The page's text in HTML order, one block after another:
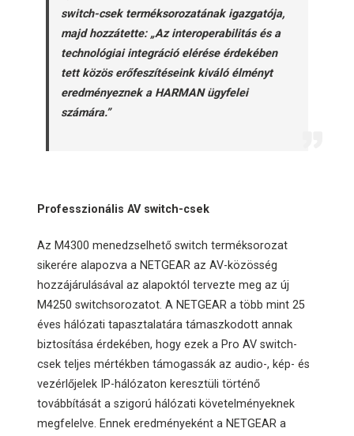
switch-csek terméksorozatának igazgatója,
majd hozzátette: „Az interoperabilitás és a
technológiai integráció elérése érdekében
tett közös erőfeszítéseink kiváló élményt
eredményeznek a HARMAN ügyfelei
számára.”
Professzionális AV switch-csek
Az M4300 menedzselhető switch terméksorozat
sikerére alapozva a NETGEAR az AV-közösség
hozzájárulásával az alapoktól tervezte meg az új
M4250 switchsorozatot. A NETGEAR a több mint 25
éves hálózati tapasztalatára támaszkodott annak
biztosítása érdekében, hogy ezek a Pro AV switch-
csek teljes mértékben támogassák az audio-, kép- és
vezérlőjelek IP-hálózaton keresztüli történő
továbbítását a szigorú hálózati követelményeknek
megfelelve. Ennek eredményeként a NETGEAR a